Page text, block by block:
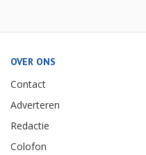
OVER ONS
Contact
Adverteren
Redactie
Colofon